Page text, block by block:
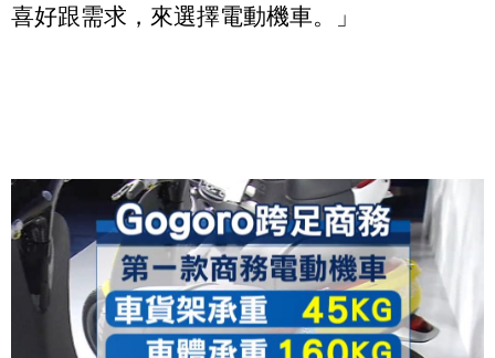
喜好跟需求，來選擇電動機車。」